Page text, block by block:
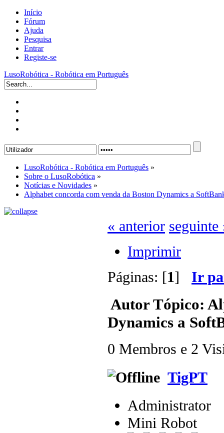
Início
Fórum
Ajuda
Pesquisa
Entrar
Registe-se
LusoRobótica - Robótica em Português
LusoRobótica - Robótica em Português »
Sobre o LusoRobótica »
Notícias e Novidades »
Alphabet concorda com venda da Boston Dynamics a
« anterior seguinte
Imprimir
Páginas: [1] Ir
AutorTópico:
Dynamics a
0 Membros e 2
TigPT
Administrator
Mini Robot